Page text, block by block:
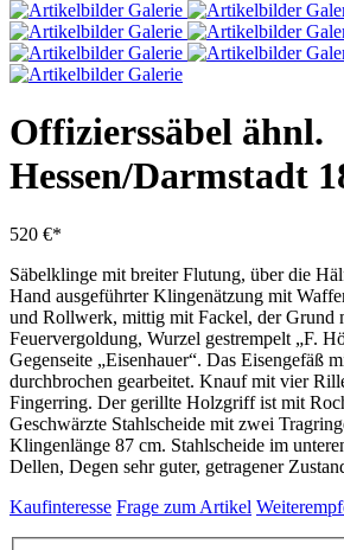
Offizierssäbel ähnl.
Hessen/Darmstadt
520 €*
Säbelklinge mit breiter Flutung, über die
Hand ausgeführter Klingenätzung mit
und Rollwerk, mittig mit Fackel, der Grund
Feuervergoldung, Wurzel gestrempelt „F.
Gegenseite „Eisenhauer“. Das Eisengefäß
durchbrochen gearbeitet. Knauf mit vier
Fingerring. Der gerillte Holzgriff ist mit
Geschwärzte Stahlscheide mit zwei
Klingenlänge 87 cm. Stahlscheide im
Dellen, Degen sehr guter, getragener
Kaufinteresse Frage zum Artikel